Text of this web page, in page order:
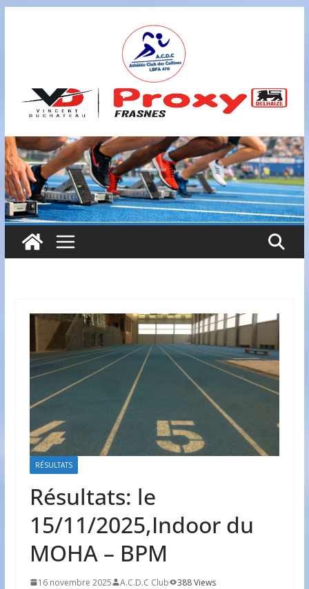
A
S
B
,
L
B
F
A
7
RÉSULTATS
Résultats: le
15/11/2025,Indoor du
MOHA – BPM
16 novembre 2025 A.C.D.C Club 388 Views